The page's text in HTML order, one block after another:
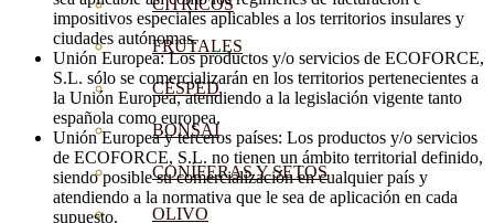
CÍTRICOS
FRUTALES
CÉSPED
BONSAI
CONÍFERAS Y SETOS
OLIVO
impositivos especiales aplicables a los territorios insulares y
ciudades autónomas.
Unión Europea: Los productos y/o servicios de ECOFORCE,
S.L. sólo se comercializarán en los territorios pertenecientes a
la Unión Europea, atendiendo a la legislación vigente tanto
española como europea.
Unión Europea y terceros países: Los productos y/o servicios
de ECOFORCE, S.L. no tienen un ámbito territorial definido,
siendo posible su comercialización en cualquier país y
atendiendo a la normativa que le sea de aplicación en cada
supuesto.